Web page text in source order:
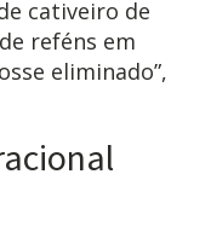
cativeiro de
reféns em
eliminado”,